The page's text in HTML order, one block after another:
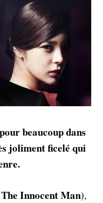
beaucoup dans
joliment ficelé qui
The Innocent Man),